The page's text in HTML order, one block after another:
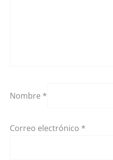
Nombre *
Correo electrónico *